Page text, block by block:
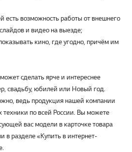
есть возможность работы от внешнего
и видео на выезде;
кино, где угодно, причём им
сделать ярче и интереснее
свадьбу, юбилей или Новый год.
ведь продукция нашей компании
техники по всей России. Вы можете
вас модели в карточке товара
в разделе «Купить в интернет-